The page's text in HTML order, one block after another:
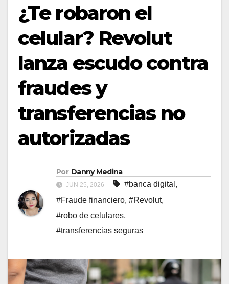
¿Te robaron el
celular? Revolut
lanza escudo contra
fraudes y
transferencias no
autorizadas
Por Danny Medina
JUN 25, 2026 #banca digital ,
#Fraude financiero, #Revolut,
#robo de celulares,
#transferencias seguras